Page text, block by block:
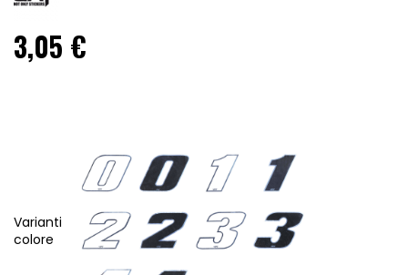
3,05 €
Varianti
colore